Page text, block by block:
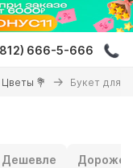
666-5-666
Цветы 💐 Букет для
Дешевле Дороже